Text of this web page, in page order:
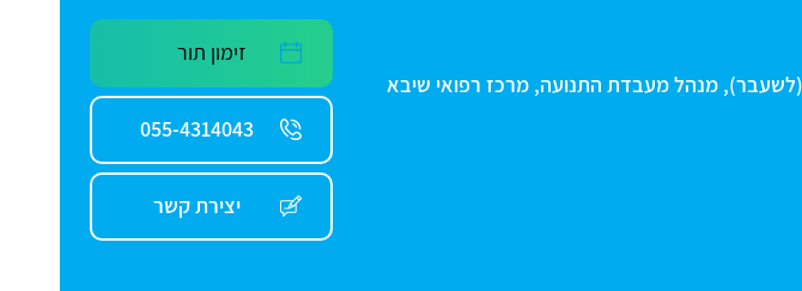
(לשעבר), מנהל מעבדת התנועה, מרכז רפואי שיבא
זימון תור
055-4314043
יצירת קשר